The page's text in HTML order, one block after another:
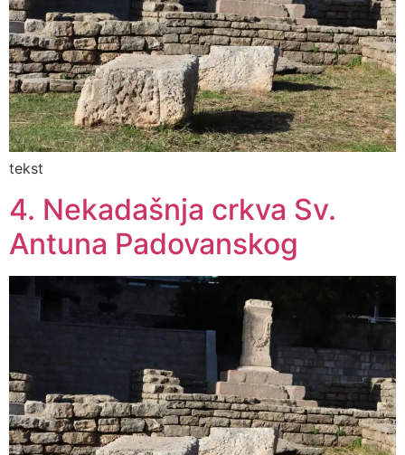
tekst
4. Nekadašnja crkva Sv.
Antuna Padovanskog